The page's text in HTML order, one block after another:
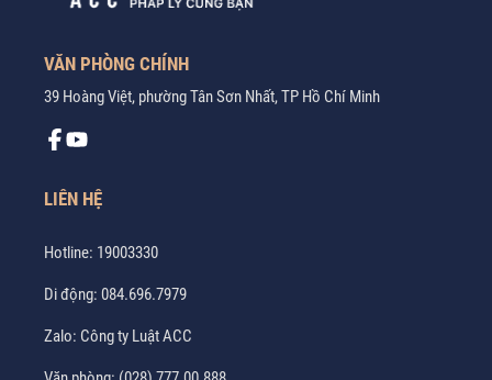
VĂN PHÒNG CHÍNH
39 Hoàng Việt, phường Tân Sơn Nhất, TP Hồ Chí Minh
LIÊN HỆ
Hotline: 19003330
Di động: 084.696.7979
Zalo: Công ty Luật ACC